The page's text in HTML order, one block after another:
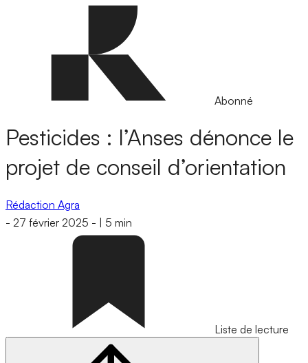
Abonné
Pesticides : l’Anses dénonce le
projet de conseil d’orientation
Rédaction Agra
- 27 février 2025 - 5 min
Liste de lecture